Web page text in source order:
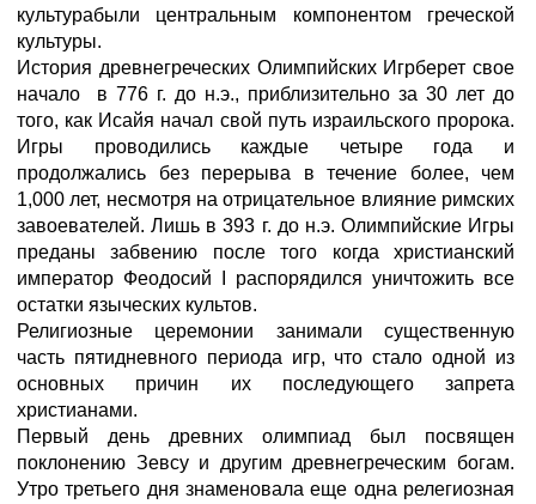
культурабыли центральным компонентом греческой
культуры.
История древнегреческих Олимпийских Игрберет свое
начало
в 776 г. до н.э., приблизительно за 30 лет до
того, как Исайя начал свой путь израильского пророка.
Игры проводились каждые четыре года и
продолжались без перерыва в течение более, чем
1,000 лет, несмотря на отрицательное влияние римских
завоевателей. Лишь в 393 г. до н.э. Олимпийские Игры
преданы забвению после того когда христианский
император Феодосий I распорядился уничтожить все
остатки языческих культов.
Религиозные церемонии занимали существенную
часть пятидневного периода игр, что стало одной из
основных причин их последующего запрета
христианами.
Первый день древних олимпиад был посвящен
поклонению Зевсу и другим древнегреческим богам.
Утро третьего дня знаменовала еще одна релегиозная